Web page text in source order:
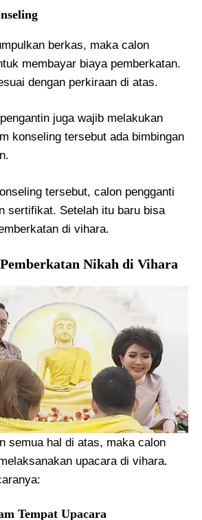
berkas, maka calon
membayar biaya pemberkatan.
dengan perkiraan di atas.
juga wajib melakukan
konseling tersebut ada bimbingan
tersebut, calon pengganti
sertifikat. Setelah itu baru bisa
di vihara.
Nikah di Vihara
semua hal di atas, maka calon
upacara di vihara.
Tempat Upacara